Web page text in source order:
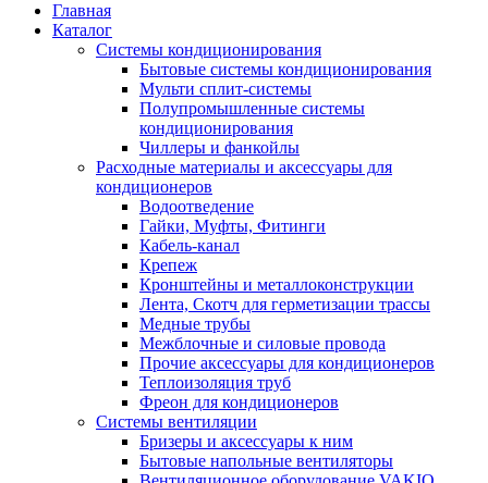
Главная
Каталог
Системы кондиционирования
Бытовые системы кондиционирования
Мульти сплит-системы
Полупромышленные системы
кондиционирования
Чиллеры и фанкойлы
Расходные материалы и аксессуары для
кондиционеров
Водоотведение
Гайки, Муфты, Фитинги
Кабель-канал
Крепеж
Кронштейны и металлоконструкции
Лента, Скотч для герметизации трассы
Медные трубы
Межблочные и силовые провода
Прочие аксессуары для кондиционеров
Теплоизоляция труб
Фреон для кондиционеров
Системы вентиляции
Бризеры и аксессуары к ним
Бытовые напольные вентиляторы